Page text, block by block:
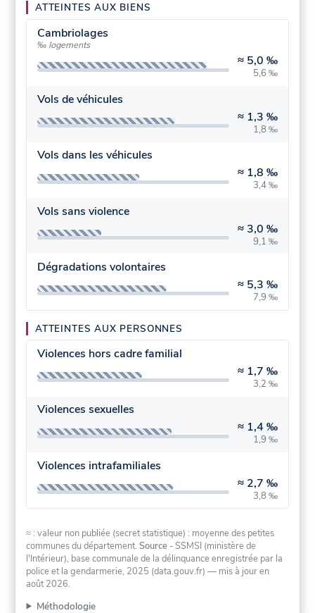
ATTEINTES AUX BIENS
Cambriolages
‰ logements
≈ 5,0 ‰
5,6 ‰
Vols de véhicules
≈ 1,3 ‰
1,8 ‰
Vols dans les véhicules
≈ 1,8 ‰
3,4 ‰
Vols sans violence
≈ 3,0 ‰
9,1 ‰
Dégradations volontaires
≈ 5,3 ‰
7,9 ‰
ATTEINTES AUX PERSONNES
Violences hors cadre familial
≈ 1,7 ‰
3,2 ‰
Violences sexuelles
≈ 1,4 ‰
1,9 ‰
Violences intrafamiliales
≈ 2,7 ‰
3,8 ‰
≈ : valeur non publiée (secret statistique) : moyenne des petites
communes du département.Source - SSMSI (ministère de
l'Intérieur), base communale de la délinquance enregistrée par la
police et la gendarmerie, 2025 (data.gouv.fr) — mis à jour en
août 2026.
Méthodologie